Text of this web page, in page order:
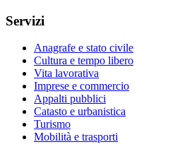
Servizi
Anagrafe e stato civile
Cultura e tempo libero
Vita lavorativa
Imprese e commercio
Appalti pubblici
Catasto e urbanistica
Turismo
Mobilità e trasporti